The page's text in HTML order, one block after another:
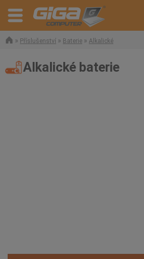
» Příslušenství » Baterie » Alkalické
Alkalické baterie